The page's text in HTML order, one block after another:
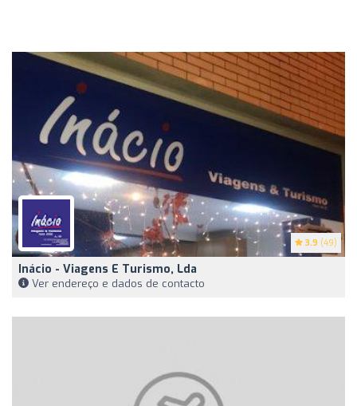
3.9 (49)
Inácio - Viagens E Turismo, Lda
Ver endereço e dados de contacto